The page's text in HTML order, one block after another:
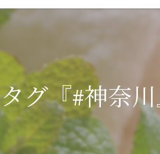
タグ『#神奈